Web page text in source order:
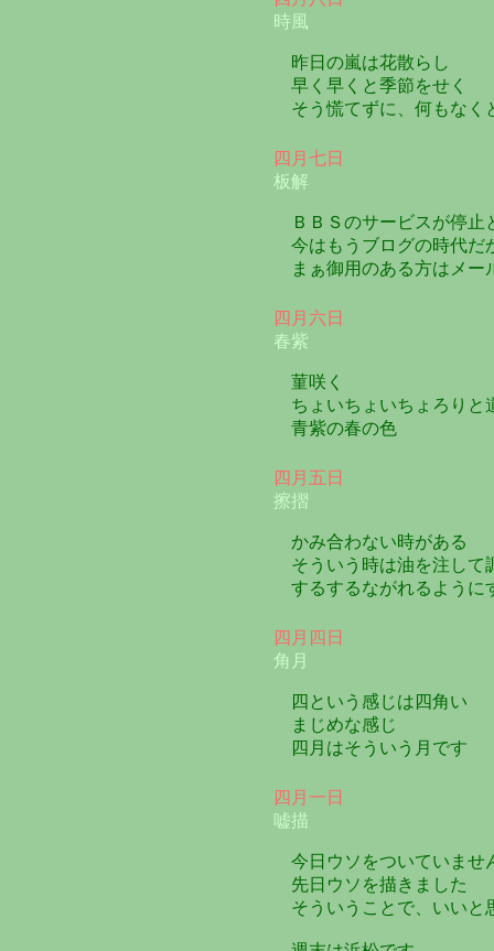
時風
昨日の嵐は花散らし
早く早くと季節をせく
そう慌てずに、何もなく
四月七日
板解
ＢＢＳのサービスが停止
今はもうブログの時代だ
まぁ御用のある方はメー
四月六日
春紫
菫咲く
ちょいちょいちょろりと
青紫の春の色
四月五日
擦摺
かみ合わない時がある
そういう時は油を注して
するするながれるように
四月四日
角月
四という感じは四角い
まじめな感じ
四月はそういう月です
四月一日
嘘描
今日ウソをついていませ
先日ウソを描きました
そういうことで、いいと